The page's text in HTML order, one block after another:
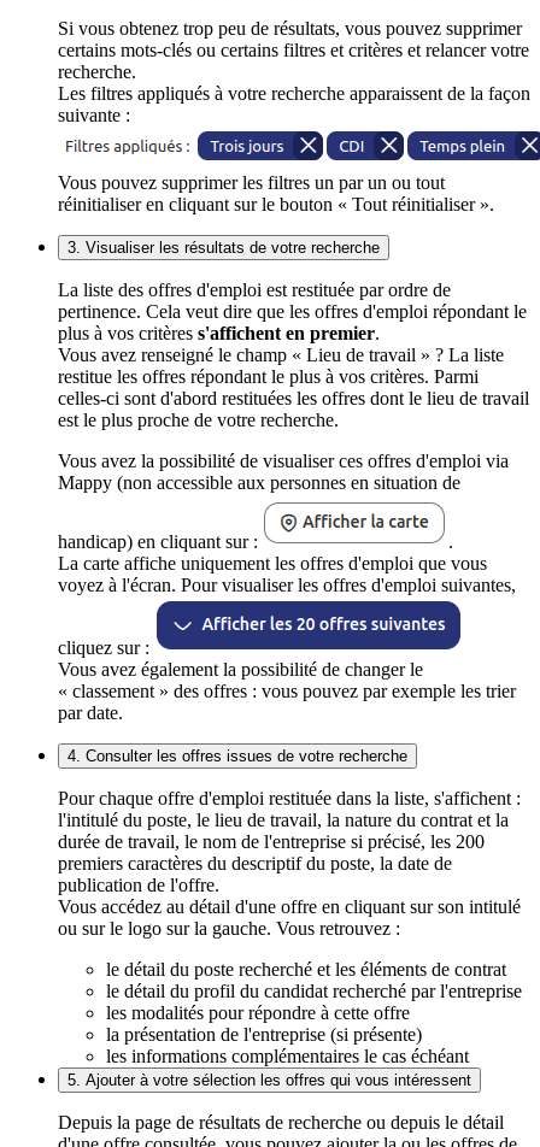
Si vous obtenez trop peu de résultats, vous pouvez supprimer
certains mots-clés ou certains filtres et critères et relancer votre
recherche.
Les filtres appliqués à votre recherche apparaissent de la façon
suivante :
Vous pouvez supprimer les filtres un par un ou tout
réinitialiser en cliquant sur le bouton « Tout réinitialiser ».
3. Visualiser les résultats de votre recherche
La liste des offres d'emploi est restituée par ordre de
pertinence. Cela veut dire que les offres d'emploi répondant le
plus à vos critères s'affichent en premier.
Vous avez renseigné le champ « Lieu de travail » ? La liste
restitue les offres répondant le plus à vos critères. Parmi
celles-ci sont d'abord restituées les offres dont le lieu de travail
est le plus proche de votre recherche.
Vous avez la possibilité de visualiser ces offres d'emploi via
Mappy (non accessible aux personnes en situation de
handicap) en cliquant sur :
.
La carte affiche uniquement les offres d'emploi que vous
voyez à l'écran. Pour visualiser les offres d'emploi suivantes,
cliquez sur :
Vous avez également la possibilité de changer le
« classement » des offres : vous pouvez par exemple les trier
par date.
4. Consulter les offres issues de votre recherche
Pour chaque offre d'emploi restituée dans la liste, s'affichent :
l'intitulé du poste, le lieu de travail, la nature du contrat et la
durée de travail, le nom de l'entreprise si précisé, les 200
premiers caractères du descriptif du poste, la date de
publication de l'offre.
Vous accédez au détail d'une offre en cliquant sur son intitulé
ou sur le logo sur la gauche. Vous retrouvez :
le détail du poste recherché et les éléments de contrat
le détail du profil du candidat recherché par l'entreprise
les modalités pour répondre à cette offre
la présentation de l'entreprise (si présente)
les informations complémentaires le cas échéant
5. Ajouter à votre sélection les offres qui vous intéressent
Depuis la page de résultats de recherche ou depuis le détail